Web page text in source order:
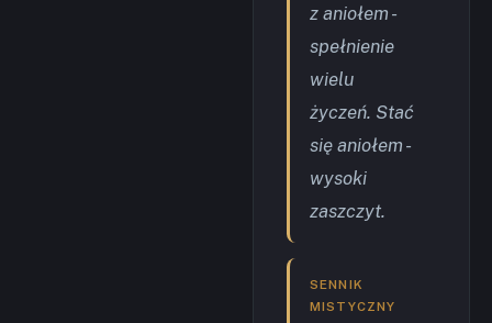
z aniołem -
spełnienie
wielu
życzeń. Stać
się aniołem -
wysoki
zaszczyt.
SENNIK
MISTYCZNY